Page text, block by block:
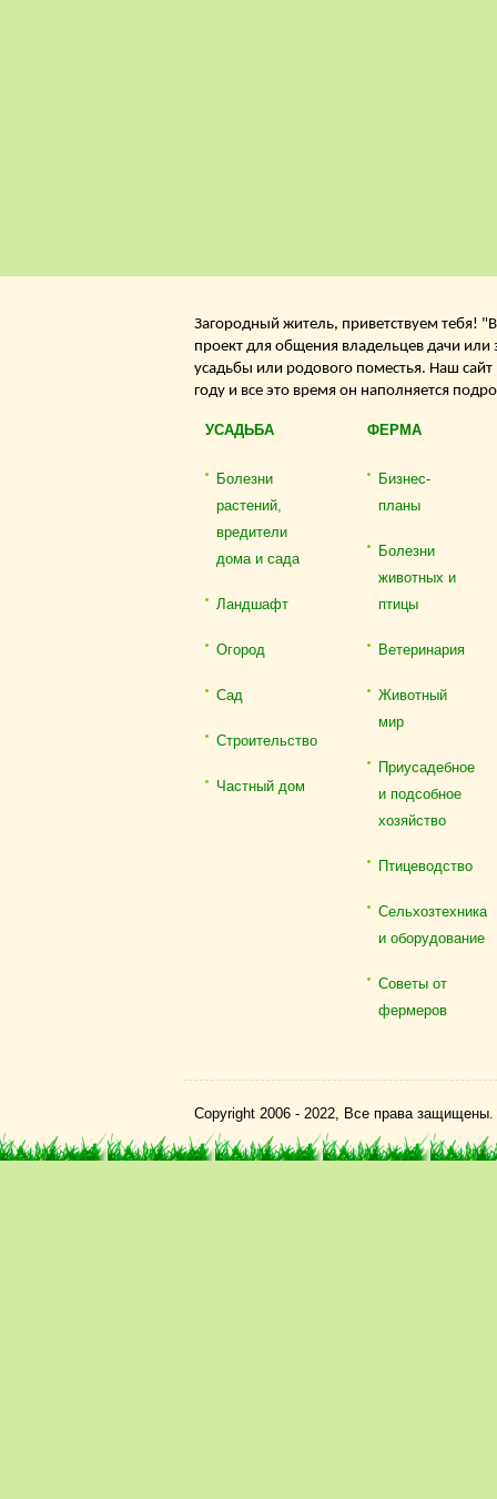
Загородный житель, приветствуем тебя!
проект для общения владельцев дачи или
усадьбы или родового поместья. Наш
году и все это время он наполняется
УСАДЬБА
Болезни
растений,
вредители
дома и сада
Ландшафт
Огород
Сад
Строительство
Частный дом
ФЕРМА
Бизнес-
планы
Болезни
животных и
птицы
Ветеринария
Животный
мир
Приусадебное
и подсобное
хозяйство
Птицеводство
Сельхозтехника
и оборудование
Советы от
фермеров
Copyright 2006 - 2022, Все права защищены.